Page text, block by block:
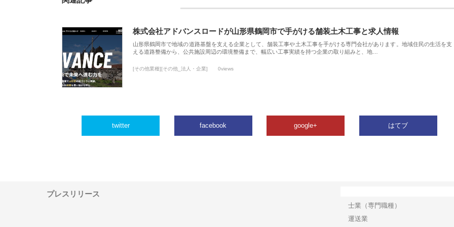
株式会社アドバンスロードが山形県鶴岡市で手がける舗装土木工事と求人情報
山形県鶴岡市で地域の道路基盤を支える企業として、舗装工事や土木工事を手がける専門会社があります。地域住民の生活を支
える道路整備から、公共施設周辺の環境整備まで、幅広い工事実績を持つ企業の取り組みと、地…
[その他業種][その他_法人・企業] 0views
twitter facebook google+ はてブ
プレスリリース
士業（専門職種）
運送業